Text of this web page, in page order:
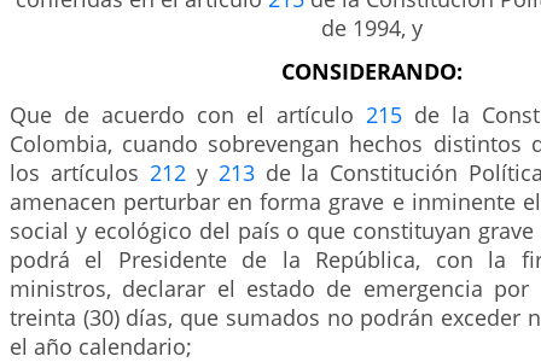
de 1994, y
CONSIDERANDO:
Que de acuerdo con el artículo 215 de la
Colombia, cuando sobrevengan hechos distintos
los artículos 212y 213de la Constitución
amenacen perturbar en forma grave e inminente
social y ecológico del país o que constituyan
podrá el Presidente de la República, con la
ministros, declarar el estado de emergencia
treinta (30) días, que sumados no podrán exceder
el año calendario;